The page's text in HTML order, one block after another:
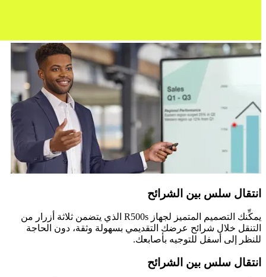
انتقال سلس بين الشرائح
يمكِّنك التصميم المتميز لجهاز R500s الذي يتضمن ثلاثة أزرار من
التنقل خلال شرائح عرضك التقديمي بسهولة وثقة، دون الحاجة
للنظر إلى أسفل للتوجيه بأصابعك.
انتقال سلس بين الشرائح